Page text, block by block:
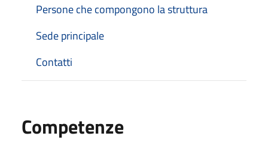
Persone che compongono la struttura
Sede principale
Contatti
Competenze